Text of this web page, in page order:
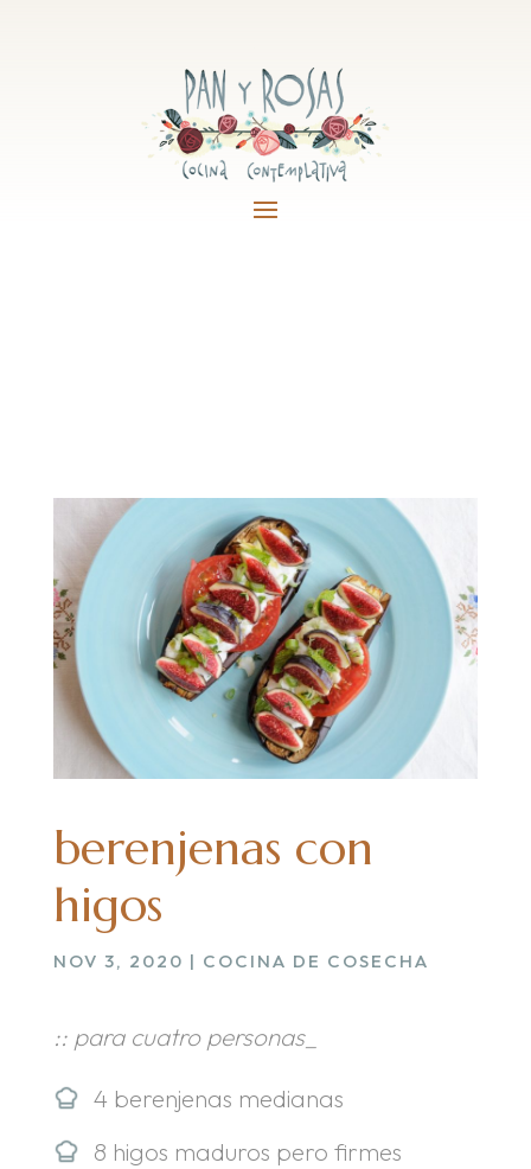
berenjenas con
higos
NOV 3, 2020 | COCINA DE COSECHA
:: para cuatro personas_
4 berenjenas medianas
8 higos maduros pero firmes